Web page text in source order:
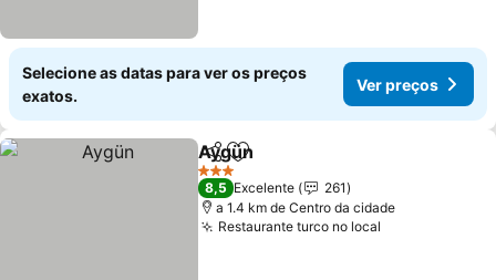
Selecione as datas para ver os preços
exatos.
Ver preços
PartilharAdicionar aos favoritos
Aygün
3 Estrelas
8,5 Excelente
261
a 1.4 km de Centro da cidade
Restaurante turco no local